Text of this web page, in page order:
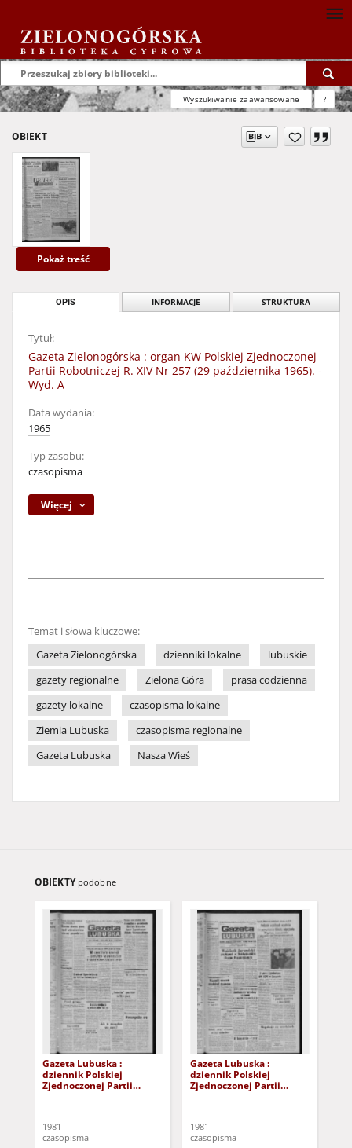
Wyszukiwanie zaawansowane ?
OBIEKT
Pokaż treść
OPIS INFORMACJE STRUKTURA
Tytuł:
Gazeta Zielonogórska : organ KW Polskiej Zjednoczonej
Partii Robotniczej R. XIV Nr 257 (29 października 1965). -
Wyd. A
Data wydania:
1965
Typ zasobu:
czasopisma
Więcej
Temat i słowa kluczowe:
Gazeta Zielonogórska
dzienniki lokalne
lubuskie
gazety regionalne
Zielona Góra
prasa codzienna
gazety lokalne
czasopisma lokalne
Ziemia Lubuska
czasopisma regionalne
Gazeta Lubuska
Nasza Wieś
OBIEKTY podobne
Gazeta Lubuska :
dziennik Polskiej
Zjednoczonej Partii
Wyd. A
1981
czasopisma
Gazeta Lubuska :
dziennik Polskiej
Zjednoczonej Partii
Wyd. A
1981
czasopisma